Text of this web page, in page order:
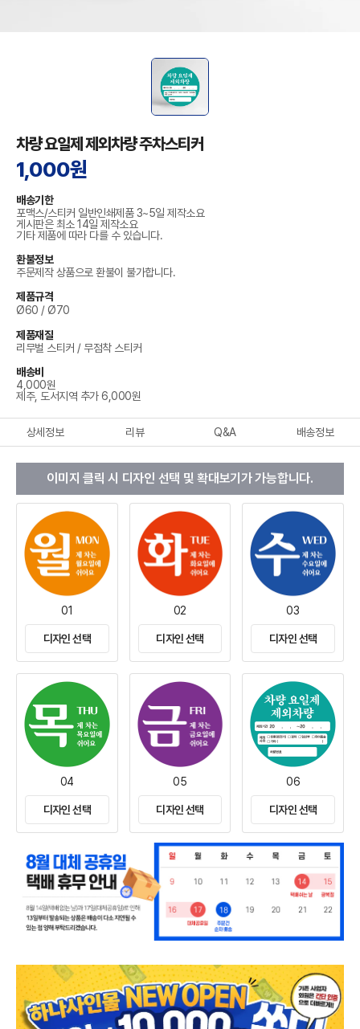
차량 요일제 제외차량 주차스티커
1,000원
배송기한
포맥스/스티커 일반인쇄제품 3~5일 제작소요
게시판은 최소 14일 제작소요
기타 제품에 따라 다를 수 있습니다.
환불정보
주문제작 상품으로 환불이 불가합니다.
제품규격
Ø60 / Ø70
제품재질
리무벌 스티커 / 무점착 스티커
배송비
4,000원
제주, 도서지역 추가 6,000원
상세정보 리뷰 Q&A 배송정보
이미지 클릭 시 디자인 선택 및 확대보기가 가능합니다.
01
디자인 선택
02
디자인 선택
03
디자인 선택
04
디자인 선택
05
디자인 선택
06
디자인 선택